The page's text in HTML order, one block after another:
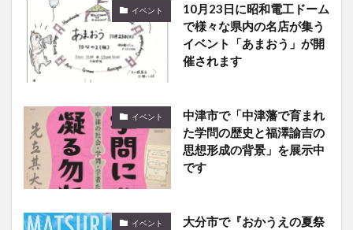
イベント
10月23日に昭和電工ドーム
で様々な県内の名店が集う
イベント「あまおう」が開
催されます
イベント
中津市で「中津藩で育まれ
た学問の歴史と福澤諭吉の
思想形成の背景」を展示中
です
イベント
大分市で『おかうえの夏祭